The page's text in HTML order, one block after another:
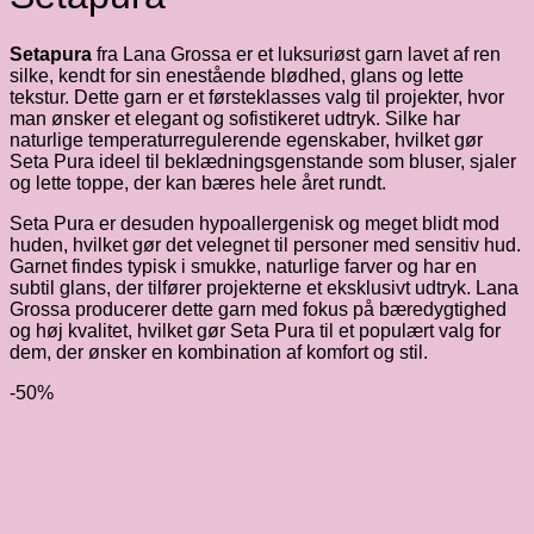
Setapura fra Lana Grossa er et luksuriøst garn lavet af ren
silke, kendt for sin enestående blødhed, glans og lette
tekstur. Dette garn er et førsteklasses valg til projekter, hvor
man ønsker et elegant og sofistikeret udtryk. Silke har
naturlige temperaturregulerende egenskaber, hvilket gør
Seta Pura ideel til beklædningsgenstande som bluser, sjaler
og lette toppe, der kan bæres hele året rundt.
Seta Pura er desuden hypoallergenisk og meget blidt mod
huden, hvilket gør det velegnet til personer med sensitiv hud.
Garnet findes typisk i smukke, naturlige farver og har en
subtil glans, der tilfører projekterne et eksklusivt udtryk. Lana
Grossa producerer dette garn med fokus på bæredygtighed
og høj kvalitet, hvilket gør Seta Pura til et populært valg for
dem, der ønsker en kombination af komfort og stil.
-50%